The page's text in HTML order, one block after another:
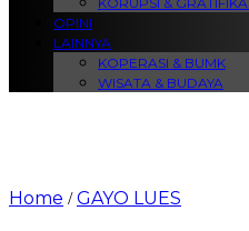
OPINI
LAINNYA
KOPERASI & BUMK
WISATA & BUDAYA
Home /GAYO LUES